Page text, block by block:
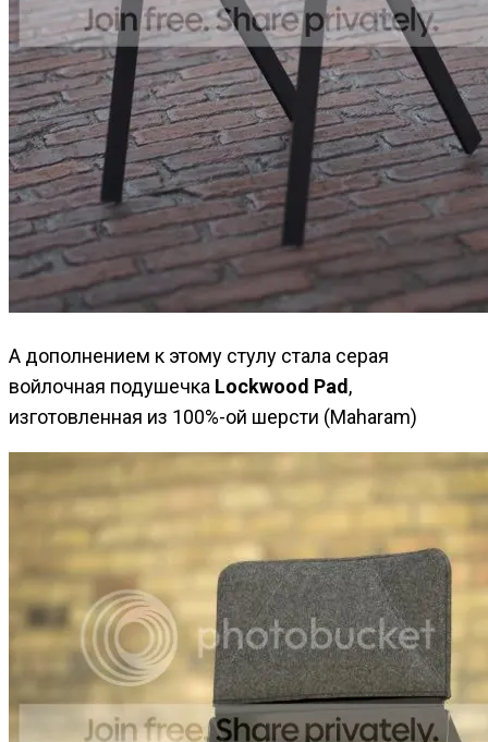
А дополнением к этому стулу стала серая
войлочная подушечка Lockwood Pad,
изготовленная из 100%-ой шерсти (Maharam)